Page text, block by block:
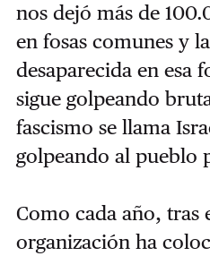
nos dejó más de
en fosas comunes y
desaparecida en esa
sigue golpeando
fascismo se llama
golpeando al pueblo
Como cada año, tras
organización ha